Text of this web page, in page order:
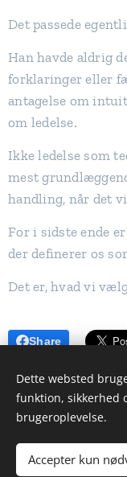
Det passede
Han havde aldrig
forklaringer eller
antagelse om
om ledelse.
Ikke ledelse som
mest
handling, når det
For i sidste ende
der definerer os
Det er, hvad vi
Share
Tilmeld
Dette websted
funktion, sikkerhed
brugeroplevelse.
Accepter kun